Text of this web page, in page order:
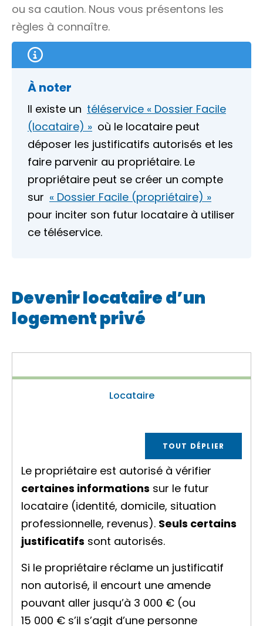
ou sa caution. Nous vous présentons les
règles à connaître.
À noter
Il existe un téléservice « Dossier Facile
(locataire) » où le locataire peut
déposer les justificatifs autorisés et les
faire parvenir au propriétaire. Le
propriétaire peut se créer un compte
sur « Dossier Facile (propriétaire) »
pour inciter son futur locataire à utiliser
ce téléservice.
Devenir locataire d’un
logement privé
Locataire
TOUT DÉPLIER
Le propriétaire est autorisé à vérifier
certaines informations sur le futur
locataire (identité, domicile, situation
professionnelle, revenus). Seuls certains
justificatifs sont autorisés.
Si le propriétaire réclame un justificatif
non autorisé, il encourt une amende
pouvant aller jusqu’à 3 000 € (ou
15 000 € s’il s’agit d’une personne